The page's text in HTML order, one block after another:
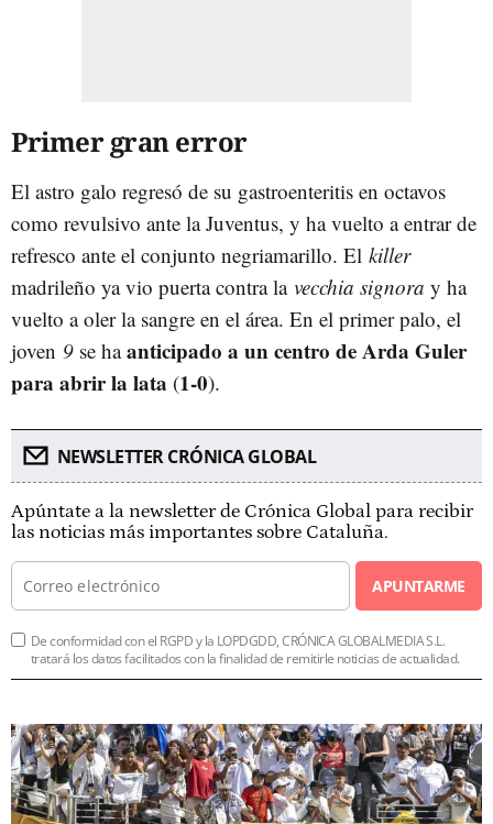
Primer gran error
El astro galo regresó de su gastroenteritis en octavos
como revulsivo ante la Juventus, y ha vuelto a entrar de
refresco ante el conjunto negriamarillo. El killer
madrileño ya vio puerta contra la vecchia signora y ha
vuelto a oler la sangre en el área. En el primer palo, el
joven 9 se haanticipado a un centro de Arda Guler
para abrir la lata (1-0).
NEWSLETTER CRÓNICA GLOBAL
Apúntate a la newsletter de Crónica Global para recibir
las noticias más importantes sobre Cataluña.
APUNTARME
De conformidad con el RGPD y la LOPDGDD, CRÓNICA GLOBALMEDIA S.L.
tratará los datos facilitados con la finalidad de remitirle noticias de actualidad.